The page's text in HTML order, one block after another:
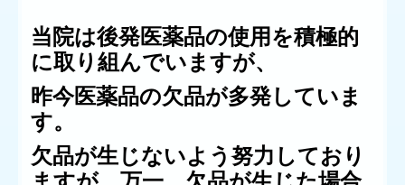
当院は後発医薬品の使用を積極的
に取り組んでいますが、
昨今医薬品の欠品が多発していま
す。
欠品が生じないよう努力しており